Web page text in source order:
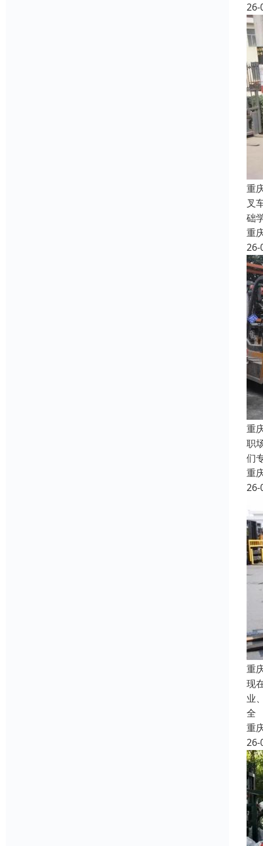
26-
重
叉
础
重
26-
重
职
们
重
26-
重
现
业
全
重
26-